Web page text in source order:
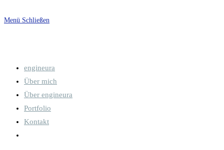
umschalten
Menü Schließen
engineura
Über mich
Über engineura
Portfolio
Kontakt